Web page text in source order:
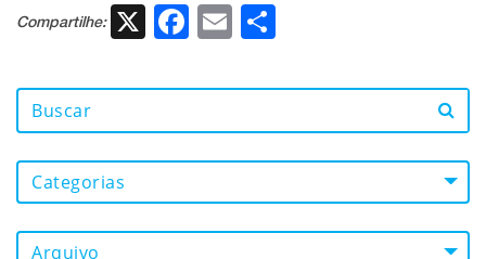
Compartilhe: X Facebook
Email
Categorias
Arquivo